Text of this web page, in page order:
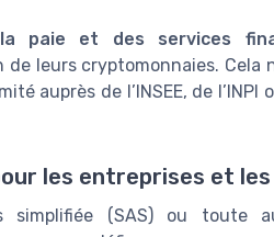
la paie et des services
de leurs cryptomonnaies.
auprès de l’INSEE, de
les entreprises et
(SAS) ou toute